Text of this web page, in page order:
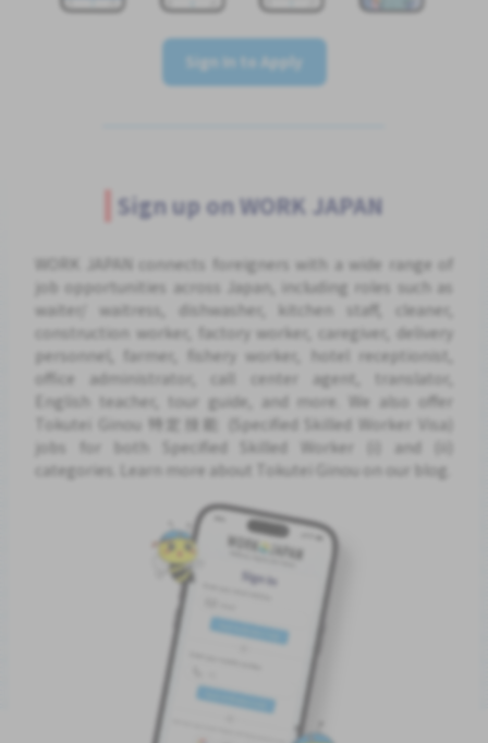
Sign In to Apply
Sign up on WORK JAPAN
WORK JAPAN connects foreigners with a wide range of
job opportunities across Japan, including roles such as
waiter/ waitress, dishwasher, kitchen staff, cleaner,
construction worker, factory worker, caregiver, delivery
personnel, farmer, fishery worker, hotel receptionist,
office administrator, call center agent, translator,
English teacher, tour guide, and more. We also offer
Tokutei Ginou 特定技能 (Specified Skilled Worker Visa)
jobs for both Specified Skilled Worker (i) and (ii)
categories. Learn more about Tokutei Ginou on our blog.